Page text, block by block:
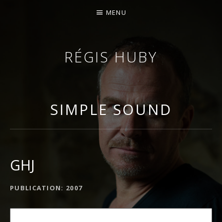
RÉGIS HUBY
VIOLONISTE – IMPROVISATEUR – COMPOSITEUR
MENU
SIMPLE SOUND
GHJ
DÉTAILS DE L'ALBUM
PUBLICATION 2007